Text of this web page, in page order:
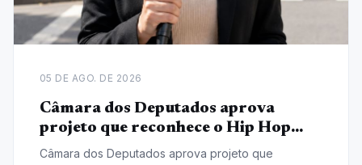
05 DE AGO. DE 2026
Câmara dos Deputados aprova
projeto que reconhece o Hip Hop
como manifestação cultural nacional
Câmara dos Deputados aprova projeto que